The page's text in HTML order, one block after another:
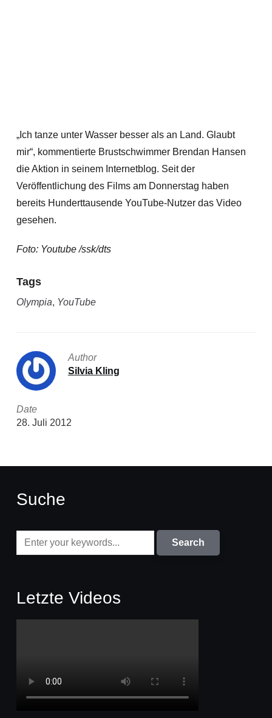
„Ich tanze unter Wasser besser als an Land. Glaubt
mir“, kommentierte Brustschwimmer Brendan Hansen
die Aktion in seinem Internetblog. Seit der
Veröffentlichung des Films am Donnerstag haben
bereits Hunderttausende YouTube-Nutzer das Video
gesehen.
Foto: Youtube /ssk/dts
Tags
Olympia, YouTube
Author
Silvia Kling
Date
28. Juli 2012
Suche
Letzte Videos